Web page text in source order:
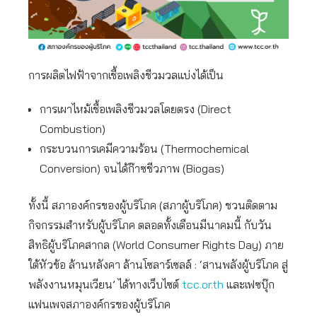
การผลิตไฟฟ้าจากเชื้อเพลิงชีวมวลแบ่งได้เป็น
การเผาไหม้เชื้อเพลิงชีวมวลโดยตรง (Direct
Combustion)
กระบวนการเคมีความร้อน (Thermochemical
Conversion) จนได้ก๊าซชีวภาพ (Biogas)
ทั้งนี้ สภาองค์กรของผู้บริโภค (สภาผู้บริโภค) ชวนติดตาม
กิจกรรมสำหรับผู้บริโภค ตลอดทั้งเดือนมีนาคมนี้ กับวัน
สิทธิผู้บริโภคสากล (World Consumer Rights Day) ภาย
ใต้หัวข้อ ล้านหลังคา ล้านโซลาร์เซลล์ : ‘สานพลังผู้บริโภค สู่
พลังงานหมุนเวียน’ ได้ทางเว็บไซต์ tcc.or.th และเฟซบุ๊ก
แฟนเพจสภาองค์กรของผู้บริโภค